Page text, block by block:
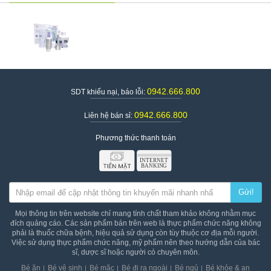
Cách đặt máy xay cầm tay đa năng Moaz Bebe MB-026
chính hãng
Mẹ khỏe con thông minhcam kết cung cấpmáy xay sinh tố cầm
SDT khiếu nại, báo lỗi: 0942.666.800
Liên hệ bán sỉ: 0942.666.800
Phương thức thanh toán
Gửi!
Mọi thông tin trên website chỉ mang tính chất tham khảo không nhằm mục
đích quảng cáo. Các sản phẩm bán trên web là thực phẩm chức năng không
phải là thuốc chữa bệnh, hiệu quả sử dụng còn tùy thuộc cơ địa mỗi người.
Việc sử dụng thực phẩm chức năng, mỹ phẩm nên theo hướng dẫn của bác
sĩ, dược sĩ hoặc người có chuyên môn.
Bé ăn
Bé vệ sinh Bé mặc Bé đi ra ngoài Bé ngủ Bé khỏe & an